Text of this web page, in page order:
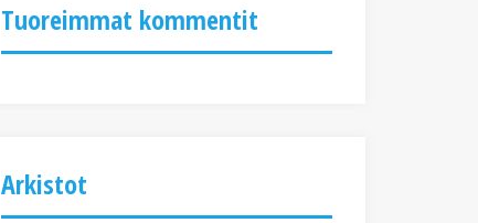
Tuoreimmat kommentit
Arkistot